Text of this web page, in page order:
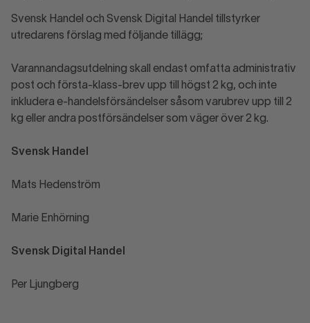
Svensk Handel och Svensk Digital Handel tillstyrker
utredarens förslag med följande tillägg;
Varannandagsutdelning skall endast omfatta administrativ
post och första-klass-brev upp till högst 2 kg, och inte
inkludera e-handelsförsändelser såsom varubrev upp till 2
kg eller andra postförsändelser som väger över 2 kg.
Svensk Handel
Mats Hedenström
Marie Enhörning
Svensk Digital Handel
Per Ljungberg